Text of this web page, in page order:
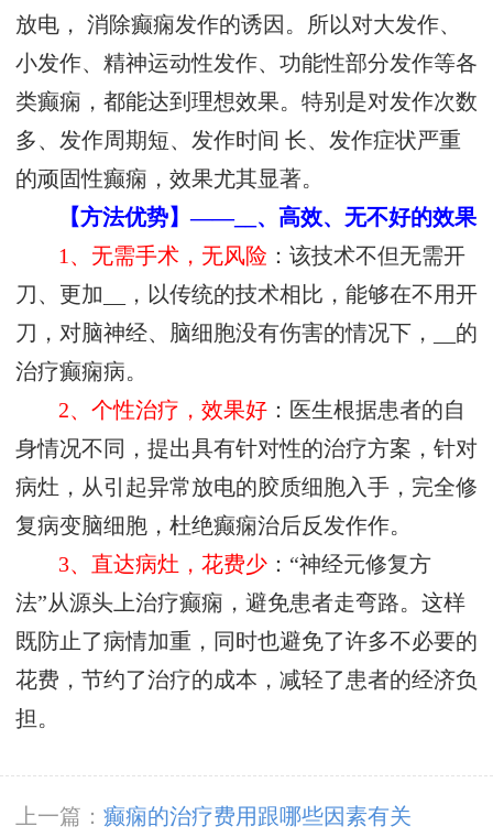
放电， 消除癫痫发作的诱因。所以对大发作、
小发作、精神运动性发作、功能性部分发作等各
类癫痫，都能达到理想效果。特别是对发作次数
多、发作周期短、发作时间 长、发作症状严重
的顽固性癫痫，效果尤其显著。
【方法优势】——__、高效、无不好的效果
1、无需手术，无风险 ：该技术不但无需开
刀、更加__，以传统的技术相比，能够在不用开
刀，对脑神经、脑细胞没有伤害的情况下，__的
治疗癫痫病。
2、个性治疗，效果好 ：医生根据患者的自
身情况不同，提出具有针对性的治疗方案，针对
病灶，从引起异常放电的胶质细胞入手，完全修
复病变脑细胞，杜绝癫痫治后反发作作。
3、直达病灶，花费少 ：“神经元修复方
法”从源头上治疗癫痫，避免患者走弯路。这样
既防止了病情加重，同时也避免了许多不必要的
花费，节约了治疗的成本，减轻了患者的经济负
担。
上一篇： 癫痫的治疗费用跟哪些因素有关